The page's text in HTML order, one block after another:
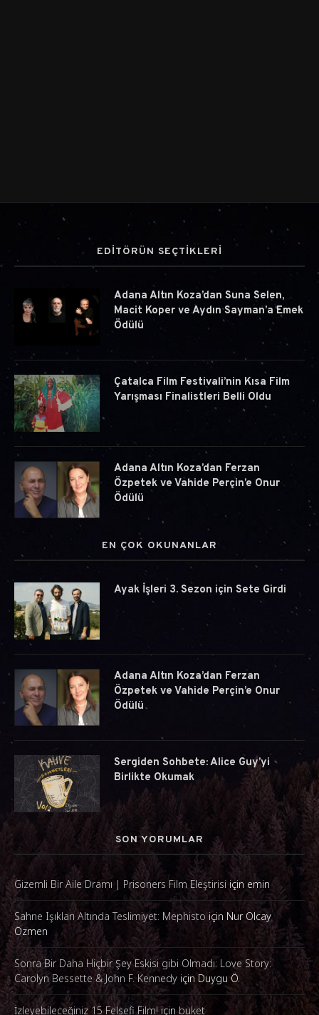
EDİTÖRÜN SEÇTİKLERİ
Adana Altın Koza’dan Suna Selen,
Macit Koper ve Aydın Sayman’a Emek
Ödülü
Çatalca Film Festivali’nin Kısa Film
Yarışması Finalistleri Belli Oldu
Adana Altın Koza’dan Ferzan
Özpetek ve Vahide Perçin’e Onur
Ödülü
EN ÇOK OKUNANLAR
Ayak İşleri 3. Sezon için Sete Girdi
Adana Altın Koza’dan Ferzan
Özpetek ve Vahide Perçin’e Onur
Ödülü
Sergiden Sohbete: Alice Guy’yi
Birlikte Okumak
SON YORUMLAR
Gizemli Bir Aile Dramı | Prisoners Film Eleştirisi için emin
Sahne Işıkları Altında Teslimiyet: Mephisto için Nur Olcay
Özmen
Sonra Bir Daha Hiçbir Şey Eskisi gibi Olmadı: Love Story:
Carolyn Bessette & John F. Kennedy için Duygu Ö.
İzleyebileceğiniz 15 Felsefi Film!içinbuket